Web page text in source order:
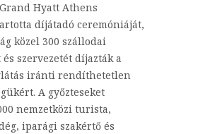
Hyatt Athens
díjátadó ceremóniáját,
közel 300 szállodai
szervezetét díjazták a
iránti rendíthetetlen
A győzteseket
nemzetközi turista,
iparági szakértő és